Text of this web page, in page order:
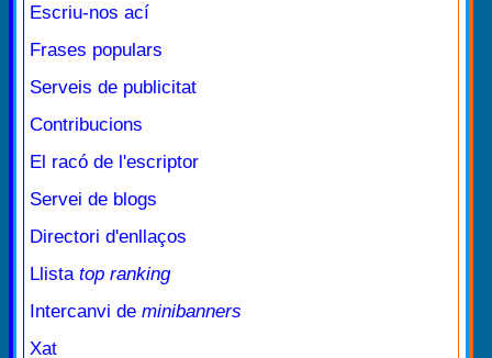
Escriu-nos ací
Frases populars
Serveis de publicitat
Contribucions
El racó de l'escriptor
Servei de blogs
Directori d'enllaços
Llista top ranking
Intercanvi de minibanners
Xat